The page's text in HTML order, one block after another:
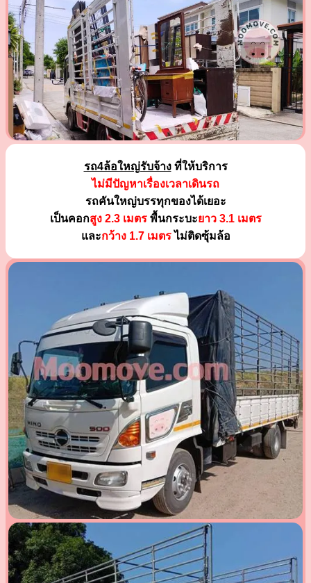
รถ4ล้อใหญ่รับจ้างที่ให้บริการ
ไม่มีปัญหาเรื่องเวลาเดินรถ
รถคันใหญ่บรรทุกของได้เยอะ
เป็นคอกสูง 2.3 เมตรพื้นกระบะยาว 3.1 เมตร
และกว้าง 1.7 เมตรไม่ติดซุ้มล้อ